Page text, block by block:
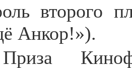
второго
Анкор!»).